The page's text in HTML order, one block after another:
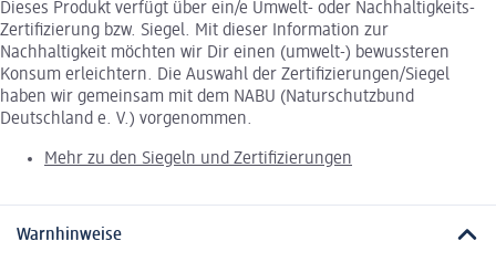
Dieses Produkt verfügt über ein/e Umwelt- oder Nachhaltigkeits-
Zertifizierung bzw. Siegel. Mit dieser Information zur
Nachhaltigkeit möchten wir Dir einen (umwelt-) bewussteren
Konsum erleichtern. Die Auswahl der Zertifizierungen/Siegel
haben wir gemeinsam mit dem NABU (Naturschutzbund
Deutschland e. V.) vorgenommen.
Mehr zu den Siegeln und Zertifizierungen
Warnhinweise